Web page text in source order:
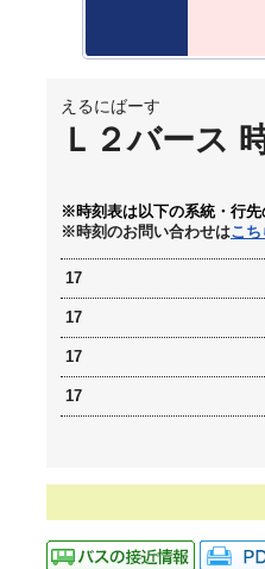
えるにばーす
Ｌ２バース
※時刻表は以下の系統・行
※時刻のお問い合わせはこち
17
17
17
17